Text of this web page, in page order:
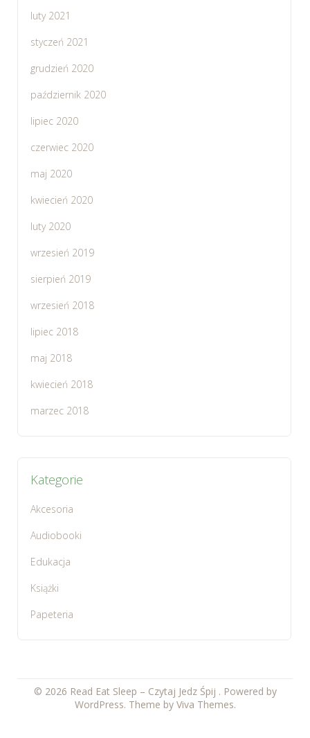
luty 2021
styczeń 2021
grudzień 2020
październik 2020
lipiec 2020
czerwiec 2020
maj 2020
kwiecień 2020
luty 2020
wrzesień 2019
sierpień 2019
wrzesień 2018
lipiec 2018
maj 2018
kwiecień 2018
marzec 2018
Kategorie
Akcesoria
Audiobooki
Edukacja
Książki
Papeteria
© 2026 Read Eat Sleep – Czytaj Jedz Śpij . Powered by
WordPress. Theme by Viva Themes.